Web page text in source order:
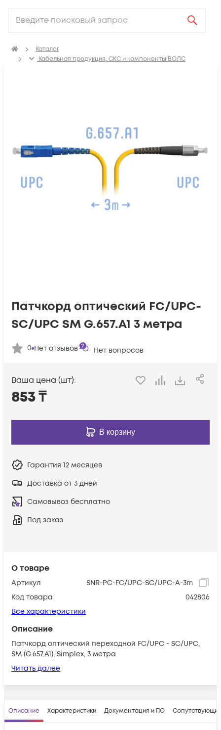
Каталог
Кабельная продукция, СКС и компоненты ВОЛС
О товаре
Артикул
SNR-PC-FC/UPC-SC/UPC-A-3m
Код товара
042806
Все характеристики
Описание
Патчкорд оптический переходной FC/UPC - SC/UPC,
SM (G.657.A1), Simplex, 3 метра
Читать далее
Патчкорд оптический FC/UPC-
SC/UPC SM G.657.A1 3 метра
0 Нет отзывов Нет вопросов
Ваша цена (шт):
853₸
В корзину
Гарантия 12 месяцев
Доставка от 3 дней
Самовывоз бесплатно
Под заказ
Описание Характеристики Документация и ПО